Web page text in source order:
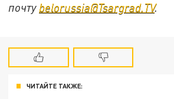
почту belorussia@Tsargrad.TV.
ЧИТАЙТЕ ТАКЖЕ: